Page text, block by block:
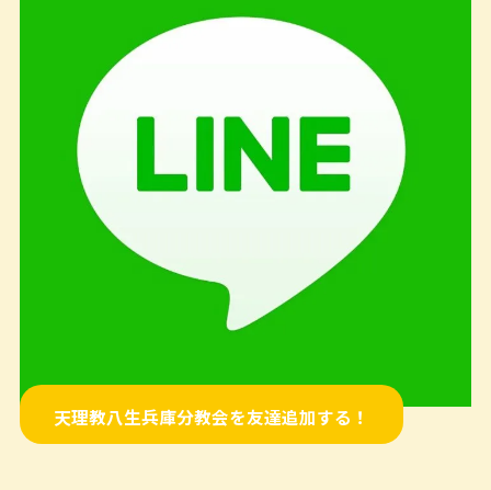
天理教八生兵庫分教会を友達追加する！